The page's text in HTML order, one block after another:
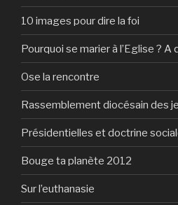
10 images pour dire la foi
Pourquoi se marier à l’Eglise ?
Ose la rencontre
Rassemblement diocésain des
Présidentielles et doctrine
Bouge ta planète 2012
Sur l’euthanasie